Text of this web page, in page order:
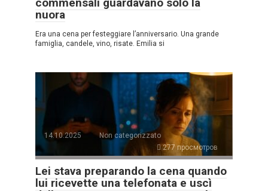
nuora
Era una cena per festeggiare l’anniversario. Una grande
famiglia, candele, vino, risate. Emilia si
14.10.2025
Non categorizzato
277 просмотров
Lei stava preparando la cena quando
lui ricevette una telefonata e uscì